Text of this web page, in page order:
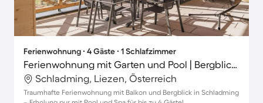
Ferienwohnung ∙ 4 Gäste ∙ 1 Schlafzimmer
Ferienwohnung mit Garten und Pool | Bergblick | Ideal für Homeoffice
Schladming, Liezen, Österreich
Traumhafte Ferienwohnung mit Balkon und Bergblick in Schladming